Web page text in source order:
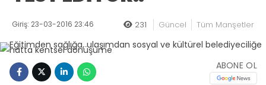
Giriş: 23-03-2016 23:46 231 Güncel Tüm Manşetler
ABONE OL